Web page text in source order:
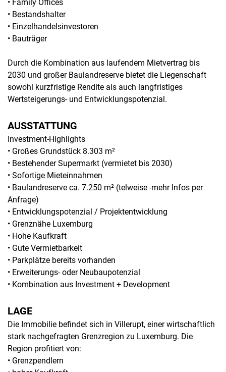
• Family Offices
• Bestandshalter
• Einzelhandelsinvestoren
• Bauträger
Durch die Kombination aus laufendem Mietvertrag bis
2030 und großer Baulandreserve bietet die Liegenschaft
sowohl kurzfristige Rendite als auch langfristiges
Wertsteigerungs- und Entwicklungspotenzial.
AUSSTATTUNG
Investment-Highlights
• Großes Grundstück 8.303 m²
• Bestehender Supermarkt (vermietet bis 2030)
• Sofortige Mieteinnahmen
• Baulandreserve ca. 7.250 m² (telweise -mehr Infos per
Anfrage)
• Entwicklungspotenzial / Projektentwicklung
• Grenznähe Luxemburg
• Hohe Kaufkraft
• Gute Vermietbarkeit
• Parkplätze bereits vorhanden
• Erweiterungs- oder Neubaupotenzial
• Kombination aus Investment + Development
LAGE
Die Immobilie befindet sich in Villerupt, einer wirtschaftlich
stark nachgefragten Grenzregion zu Luxemburg. Die
Region profitiert von:
• Grenzpendlern